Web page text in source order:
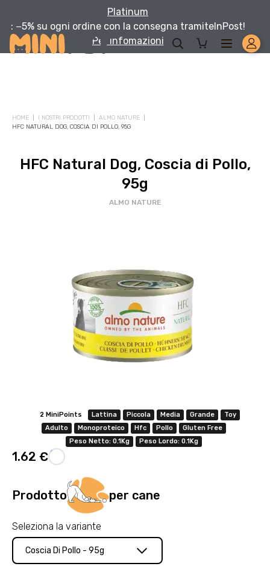
Platinum
: −5% su ogni ordine con la consegna tramiteInPost!
Per infomazioni
HOME I NOSTRI PRODOTTI
ALMO NATURE
HFC NATURAL DOG, COSCIA DI POLLO, 95G
HFC Natural Dog, Coscia di Pollo,
95g
ALMO NATURE
2 MiniPoints Lattina Piccola Media Grande
Toy
Adulto
Monoproteico Hfc Pollo
Gluten Free
Peso Netto: 0.1Kg
Peso Lordo: 0.1Kg
1.62 €
Prodotto per cane
Seleziona la variante
Coscia Di Pollo - 95g